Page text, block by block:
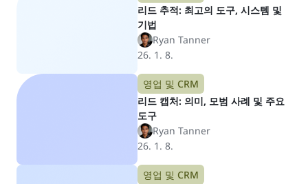
리드 추적: 최고의 도구, 시스템 및
기법
Ryan Tanner
26. 1. 8.
영업 및 CRM
리드 캡처: 의미, 모범 사례 및 주요
도구
Ryan Tanner
26. 1. 8.
영업 및 CRM